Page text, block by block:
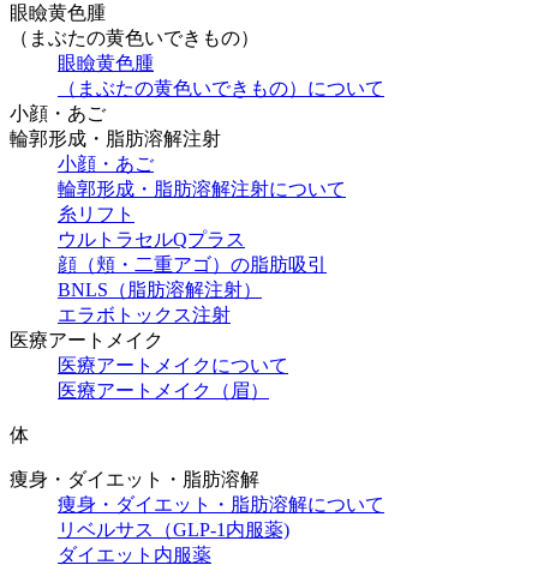
眼瞼黄色腫
（まぶたの黄色いできもの）
眼瞼黄色腫
（まぶたの黄色いできもの）について
小顔・あご
輪郭形成・脂肪溶解注射
小顔・あご
輪郭形成・脂肪溶解注射について
糸リフト
ウルトラセルQプラス
顔（頬・二重アゴ）の脂肪吸引
BNLS（脂肪溶解注射）
エラボトックス注射
医療アートメイク
医療アートメイクについて
医療アートメイク（眉）
体
痩身・ダイエット・脂肪溶解
痩身・ダイエット・脂肪溶解について
リベルサス（GLP-1内服薬)
ダイエット内服薬